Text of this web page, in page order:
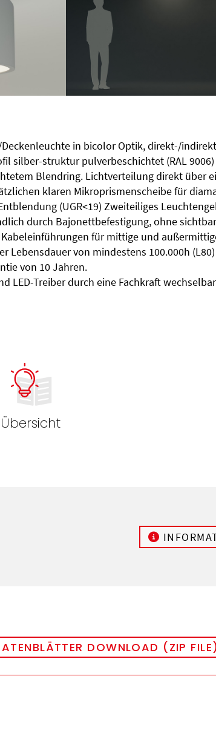
in bicolor Optik, direkt-/
silber-struktur pulverbeschichtet (RAL
Blendring. Lichtverteilung direkt über
klaren Mikroprismenscheibe für
(UGR<19) Zweiteiliges
durch Bajonettbefestigung, ohne
für mittige und
Lebensdauer von mindestens 100.000h
von 10 Jahren.
LED-Treiber durch eine Fachkraft
Übersicht
DOWNLOAD (ZIP FILE)